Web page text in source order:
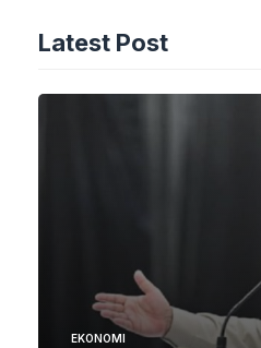
Latest Post
EKONOMI